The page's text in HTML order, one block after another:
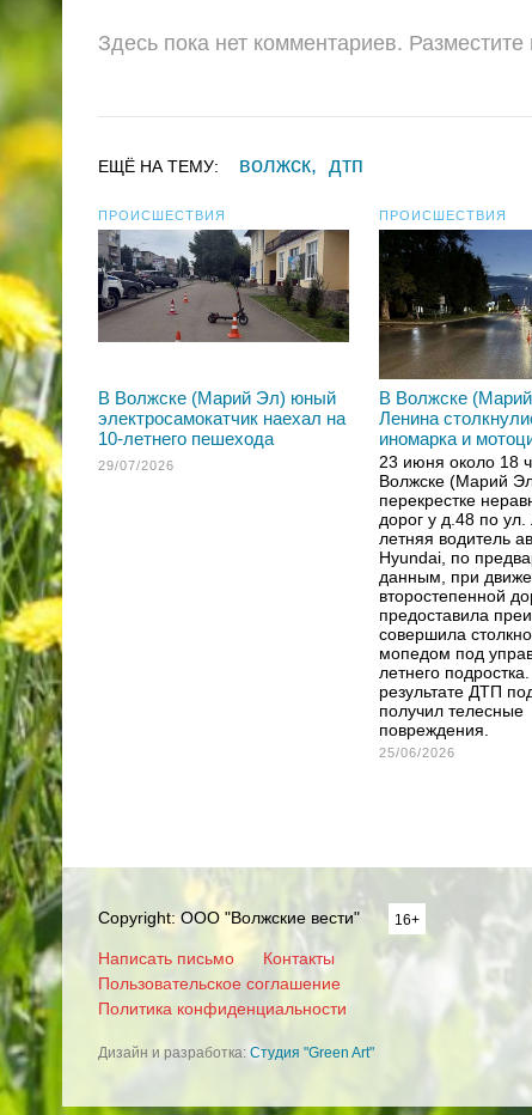
Здесь пока нет комментариев.
ЕЩЁ НА ТЕМУ: волжск, дтп
ПРОИСШЕСТВИЯ
В Волжске (Марий Эл) юный
электросамокатчик наехал на
10-летнего пешехода
29/07/2026
ПРОИСШЕСТВИЯ
В Волжске
Ленина
иномарка и
23 июня около 18
Волжске (Марий
перекрестке
дорог у д.48 по
летняя водитель
Hyundai, по
данным, при
второстепенной
предоставила
совершила
мопедом под
летнего
результате ДТП
получил телесные
повреждения.
25/06/2026
Copyright: ООО "Волжские вести" 16+
Написать письмо
Контакты
Пользовательское соглашение
Политика конфиденциальности
Дизайн и разработка: Студия "Green Art"